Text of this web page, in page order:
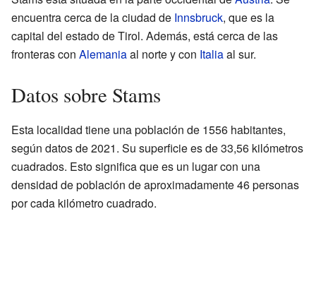
encuentra cerca de la ciudad de Innsbruck, que es la
capital del estado de Tirol. Además, está cerca de las
fronteras con Alemaniaal norte y con Italiaal sur.
Datos sobre Stams
Esta localidad tiene una población de 1556 habitantes,
según datos de 2021. Su superficie es de 33,56 kilómetros
cuadrados. Esto significa que es un lugar con una
densidad de población de aproximadamente 46 personas
por cada kilómetro cuadrado.